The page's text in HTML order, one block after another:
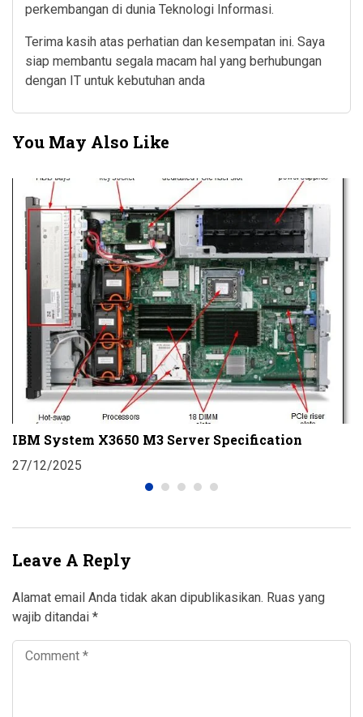
perkembangan di dunia Teknologi Informasi.
Terima kasih atas perhatian dan kesempatan ini. Saya
siap membantu segala macam hal yang berhubungan
dengan IT untuk kebutuhan anda
You May Also Like
IBM System X3650 M3 Server Specification
27/12/2025
Leave A Reply
Alamat email Anda tidak akan dipublikasikan. Ruas yang
wajib ditandai *